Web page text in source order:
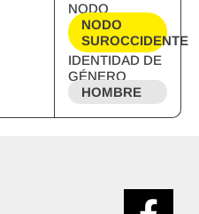
NODO
NODO
SUROCCIDENTE
IDENTIDAD DE
GÉNERO
HOMBRE